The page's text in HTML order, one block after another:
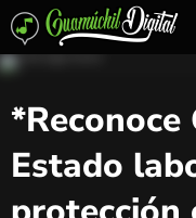
Estado